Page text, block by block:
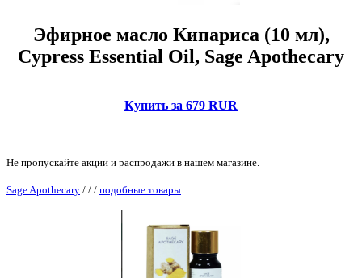
Эфирное масло Кипариса (10 мл),
Cypress Essential Oil, Sage Apothecary
Купить за 679 RUR
Не пропускайте акции и распродажи в нашем магазине.
Sage Apothecary / / / подобные товары